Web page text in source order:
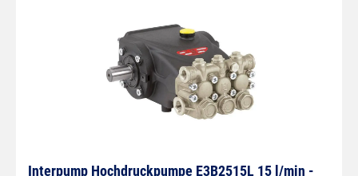
Interpump Hochdruckpumpe E3B2515L 15 l/min -